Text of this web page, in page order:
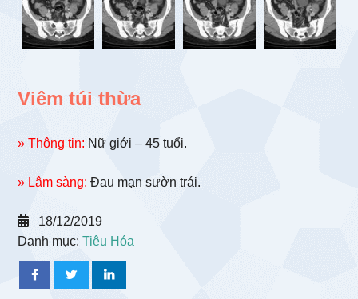
Viêm túi thừa
» Thông tin: Nữ giới – 45 tuổi.
» Lâm sàng: Đau mạn sườn trái.
18/12/2019
Danh mục:Tiêu Hóa